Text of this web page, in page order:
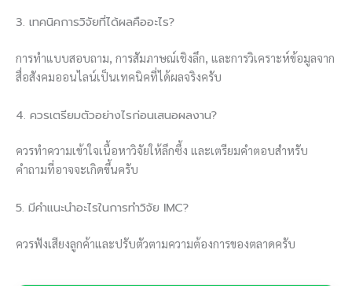
3. เทคนิคการวิจัยที่ได้ผลคืออะไร?
การทำแบบสอบถาม, การสัมภาษณ์เชิงลึก, และการวิเคราะห์ข้อมูลจาก
สื่อสังคมออนไลน์เป็นเทคนิคที่ได้ผลจริงครับ
4. ควรเตรียมตัวอย่างไรก่อนเสนอผลงาน?
ควรทำความเข้าใจเนื้อหาวิจัยให้ลึกซึ้ง และเตรียมคำตอบสำหรับ
คำถามที่อาจจะเกิดขึ้นครับ
5. มีคำแนะนำอะไรในการทำวิจัย IMC?
ควรฟังเสียงลูกค้าและปรับตัวตามความต้องการของตลาดครับ